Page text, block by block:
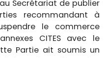
Secrétariat de publier
recommandant à
le commerce
CITES avec le
Partie ait soumis un